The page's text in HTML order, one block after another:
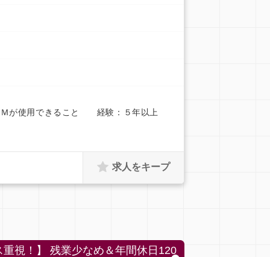
Ｍが使用できること 経験：５年以上
求人をキープ
視！】 残業少なめ＆年間休日120